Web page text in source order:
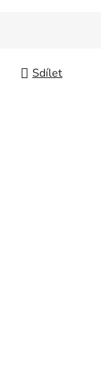
Sdílet